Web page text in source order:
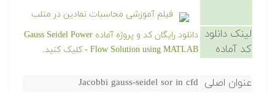
فیلم آموزشی محاسبات نمادین در متلب
لینک دانلود
کد آماده
دانلود رایگان کد و پروژه آماده Gauss Seidel Power
Flow Solution using MATLAB - کلیک کنید.
عنوان اصلی Jacobbi gauss-seidel sor in cfd